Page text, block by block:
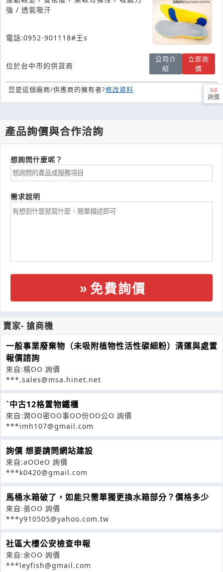
強 / 透氣吸汗
電話:0952-901118#王s
位於台中市的供貨商
公司介
紹
立即詢
價
您是這個廠商/供應商的擁有者?修改資料
產品詢價與合作洽詢
想詢問什麼呢？
需求說明
免費詢價
賣家- 搶商機
一般事業廢棄物（未吸附植物性活性碳細粉）清運與處置
報價諮詢
來自:楊OO 詢價
***.sales@msa.hinet.net
ˋ中古12格置物鐵櫃
來自:潤OO密OO事OO份OO公O 詢價
***imh107@gmail.com
詢價 想要請問網站建設
來自:aOOeO 詢價
***k0420@gmail.com
馬桶水箱破了，如能只需單獨更換水箱部分？價格多少
來自:張OO 詢價
***y910505@yahoo.com.tw
社區大樓公安檢查申報
來自:余OO 詢價
***leyfish@gmail.com
詢價